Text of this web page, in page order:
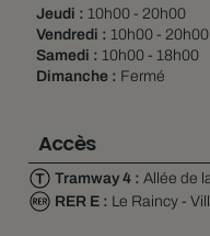
Jeudi : 10h00 - 20h00
Vendredi : 10h00 - 20h00
Samedi : 10h00 - 18h00
Dimanche : Fermé
Accès
Tramway 4 : Allée de
RER E : Le Raincy -